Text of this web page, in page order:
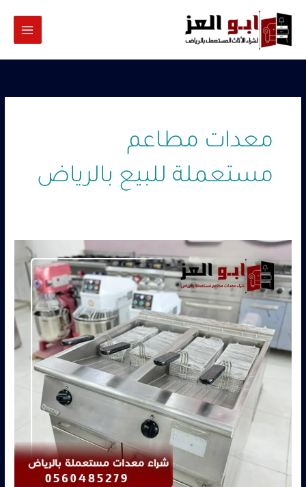
المحتوى
معدات مطاعم
مستعملة للبيع بالرياض
معدات
مطاعم
مستعملة
للبيع
بالرياض
بأفضل
الأسعار
شركة
0560485279